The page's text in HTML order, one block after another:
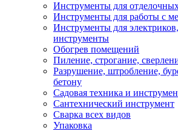
Инструменты для
Инструменты для работы с
Инструменты для
инструменты
Обогрев помещений
Пиление, строгание,
Разрушение, штробление,
бетону
Садовая техника и
Сантехнический инструмент
Сварка всех видов
Упаковка